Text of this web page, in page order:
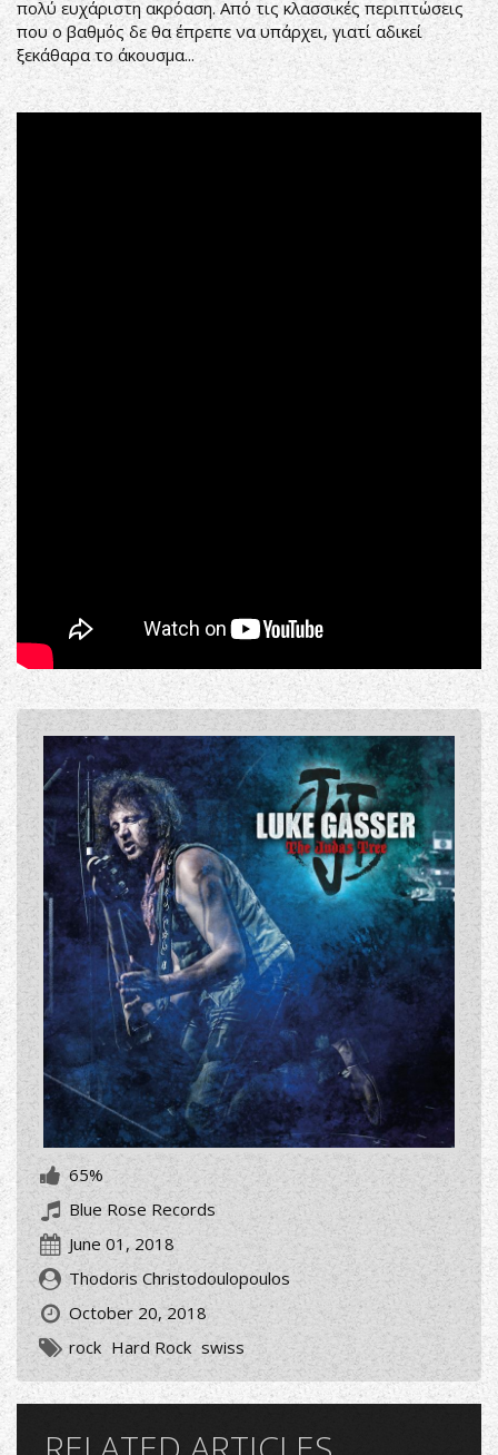
πολύ ευχάριστη ακρόαση. Από τις κλασσικές περιπτώσεις
που ο βαθμός δε θα έπρεπε να υπάρχει, γιατί αδικεί
ξεκάθαρα το άκουσμα...
65%
Blue Rose Records
June 01, 2018
Thodoris Christodoulopoulos
October 20, 2018
rock Hard Rock swiss